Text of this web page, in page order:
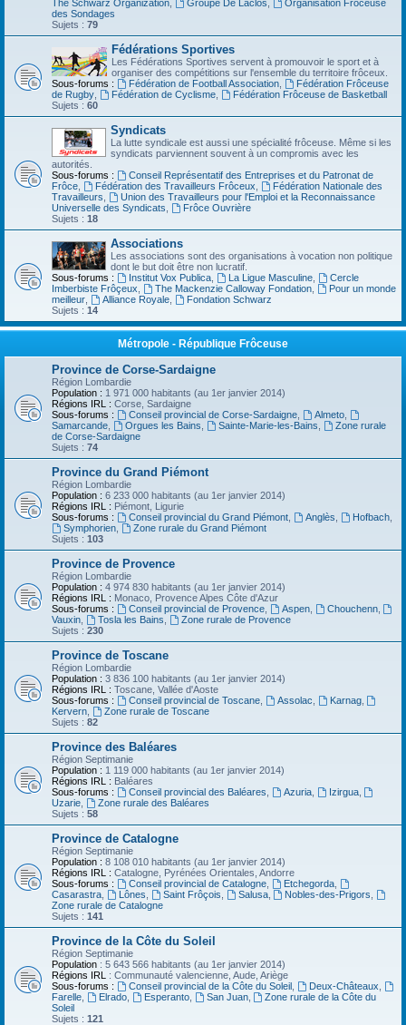
The Schwarz Organization Groupe De Laclos
Organisation Frôceuse
des Sondages
Sujets : 79
Fédérations Sportives
Les Fédérations Sportives servent à promouvoir le sport et à
organiser des compétitions sur l'ensemble du territoire frôceux.
Sous-forums :
Fédération de Football Association,
Fédération Frôceuse
de Rugby
Fédération de Cyclisme,
Fédération Frôceuse de Basketball
Sujets : 60
Syndicats
La lutte syndicale est aussi une spécialité frôceuse. Même si les
syndicats parviennent souvent à un compromis avec les
autorités.
Sous-forums :
Conseil Représentatif des Entreprises et du Patronat de
Frôce
Fédération des Travailleurs Frôceux
Fédération Nationale des
Travailleurs
Union des Travailleurs pour l'Emploi et la Reconnaissance
Universelle des Syndicats
Frôce Ouvrière
Sujets : 18
Associations
Les associations sont des organisations à vocation non politique
dont le but doit être non lucratif.
Sous-forums :
Institut Vox Publica, La Ligue Masculine,
Cercle
Imberbiste Frôçeux
The Mackenzie Calloway Fondation,
Pour un monde
meilleur
Alliance Royale,
Fondation Schwarz
Sujets : 14
Métropole - République Frôceuse
Province de Corse-Sardaigne
Région Lombardie
Population : 1 971 000 habitants (au 1er janvier 2014)
Régions IRL : Corse, Sardaigne
Sous-forums :
Conseil provincial de Corse-Sardaigne, Almeto,
Samarcande
Orgues les Bains Sainte-Marie-les-Bains
Zone rurale
de Corse-Sardaigne
Sujets : 74
Province du Grand Piémont
Région Lombardie
Population : 6 233 000 habitants (au 1er janvier 2014)
Régions IRL : Piémont, Ligurie
Sous-forums :
Conseil provincial du Grand Piémont, Anglès Hofbach,
Symphorien,
Zone rurale du Grand Piémont
Sujets : 103
Province de Provence
Région Lombardie
Population : 4 974 830 habitants (au 1er janvier 2014)
Régions IRL : Monaco, Provence Alpes Côte d'Azur
Sous-forums :
Conseil provincial de Provence, Aspen, Chouchenn,
Vauxin
Tosla les Bains
Zone rurale de Provence
Sujets : 230
Province de Toscane
Région Lombardie
Population : 3 836 100 habitants (au 1er janvier 2014)
Régions IRL : Toscane, Vallée d'Aoste
Sous-forums :
Conseil provincial de Toscane, Assolac Karnag,
Kervern
Zone rurale de Toscane
Sujets : 82
Province des Baléares
Région Septimanie
Population : 1 119 000 habitants (au 1er janvier 2014)
Régions IRL : Baléares
Sous-forums :
Conseil provincial des Baléares Azuria, Izirgua,
Uzarie
Zone rurale des Baléares
Sujets : 58
Province de Catalogne
Région Septimanie
Population : 8 108 010 habitants (au 1er janvier 2014)
Régions IRL : Catalogne, Pyrénées Orientales, Andorre
Sous-forums :
Conseil provincial de Catalogne, Etchegorda,
Casarastra
Lônes Saint Frôçois Salusa, Nobles-des-Prigors
Zone rurale de Catalogne
Sujets : 141
Province de la Côte du Soleil
Région Septimanie
Population : 5 643 566 habitants (au 1er janvier 2014)
Régions IRL
: Communauté valencienne, Aude, Ariège
Sous-forums :
Conseil provincial de la Côte du Soleil, Deux-Châteaux
Farelle
Elrado, Esperanto, San Juan,
Zone rurale de la Côte du
Soleil
Sujets : 121